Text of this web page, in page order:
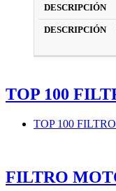
TOP 100
TOP 100
FILTRO